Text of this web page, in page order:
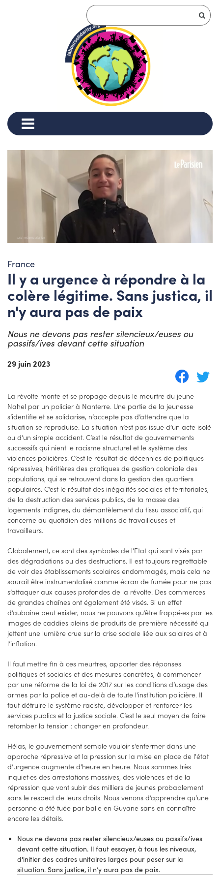
France
Il y a urgence à répondre à la
colère légitime. Sans justica, il
n'y aura pas de paix
Nous ne devons pas rester silencieux/euses ou
passifs/ives devant cette situation
29 juin 2023
La révolte monte et se propage depuis le meurtre du jeune
Nahel par un policier à Nanterre. Une partie de la jeunesse
s’identifie et se solidarise, n’accepte pas d’attendre que la
situation se reproduise. La situation n’est pas issue d’un acte isolé
ou d’un simple accident. C’est le résultat de gouvernements
successifs qui nient le racisme structurel et le système des
violences policières. C’est le résultat de décennies de politiques
répressives, héritières des pratiques de gestion coloniale des
populations, qui se retrouvent dans la gestion des quartiers
populaires. C’est le résultat des inégalités sociales et territoriales,
de la destruction des services publics, de la masse des
logements indignes, du démantèlement du tissu associatif, qui
concerne au quotidien des millions de travailleuses et
travailleurs.
Globalement, ce sont des symboles de l’Etat qui sont visés par
des dégradations ou des destructions. Il est toujours regrettable
de voir des établissements scolaires endommagés, mais cela ne
saurait être instrumentalisé comme écran de fumée pour ne pas
s’attaquer aux causes profondes de la révolte. Des commerces
de grandes chaînes ont également été visés. Si un effet
d’aubaine peut exister, nous ne pouvons qu’être frappé·es par les
images de caddies pleins de produits de première nécessité qui
jettent une lumière crue sur la crise sociale liée aux salaires et à
l’inflation.
Il faut mettre fin à ces meurtres, apporter des réponses
politiques et sociales et des mesures concrètes, à commencer
par une réforme de la loi de 2017 sur les conditions d’usage des
armes par la police et au-delà de toute l’institution policière. Il
faut détruire le système raciste, développer et renforcer les
services publics et la justice sociale. C’est le seul moyen de faire
retomber la tension : changer en profondeur.
Hélas, le gouvernement semble vouloir s’enfermer dans une
approche répressive et la pression sur la mise en place de l'état
d’urgence augmente d’heure en heure. Nous sommes très
inquiet·es des arrestations massives, des violences et de la
répression que vont subir des milliers de jeunes probablement
sans le respect de leurs droits. Nous venons d’apprendre qu’une
personne a été tuée par balle en Guyane sans en connaître
encore les détails.
Nous ne devons pas rester silencieux/euses ou passifs/ives
devant cette situation. Il faut essayer, à tous les niveaux,
d'initier des cadres unitaires larges pour peser sur la
situation. Sans justice, il n’y aura pas de paix.